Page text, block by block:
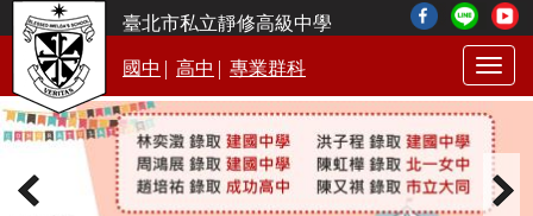
臺北市私立靜修高級中學
國中 | 高中 | 專業群科